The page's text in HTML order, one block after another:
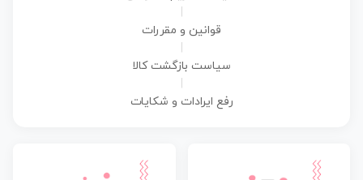
قوانین و مقررات
سیاست بازگشت کالا
رفع ایرادات و شکایات